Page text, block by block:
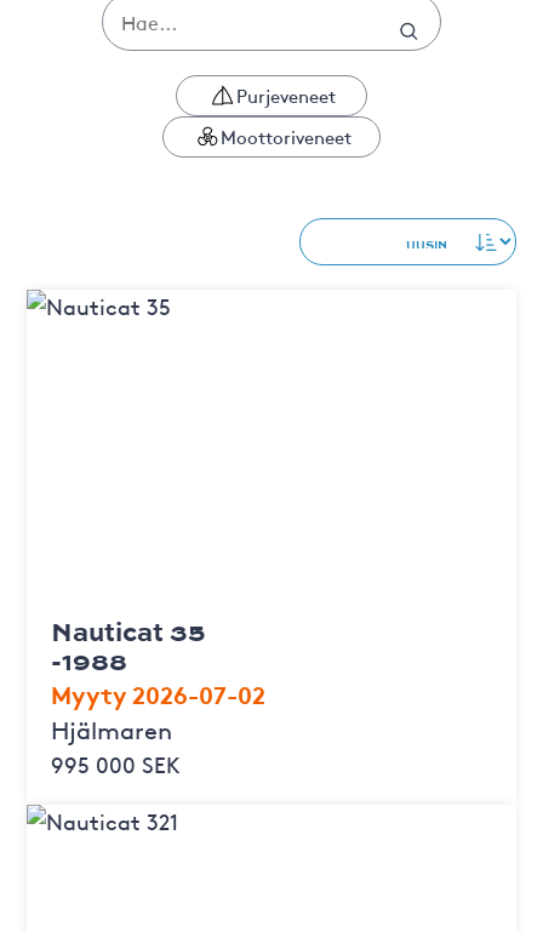
Purjeveneet
Moottoriveneet
Nauticat 35
-1988
Myyty 2026-07-02
Hjälmaren
995 000 SEK